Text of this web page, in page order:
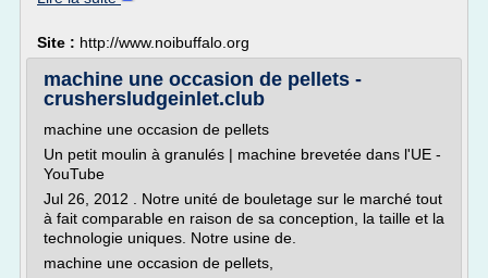
Site : http://www.noibuffalo.org
machine une occasion de pellets -
crushersludgeinlet.club
machine une occasion de pellets
Un petit moulin à granulés | machine brevetée dans l'UE -
YouTube
Jul 26, 2012 . Notre unité de bouletage sur le marché tout
à fait comparable en raison de sa conception, la taille et la
technologie uniques. Notre usine de.
machine une occasion de pellets,